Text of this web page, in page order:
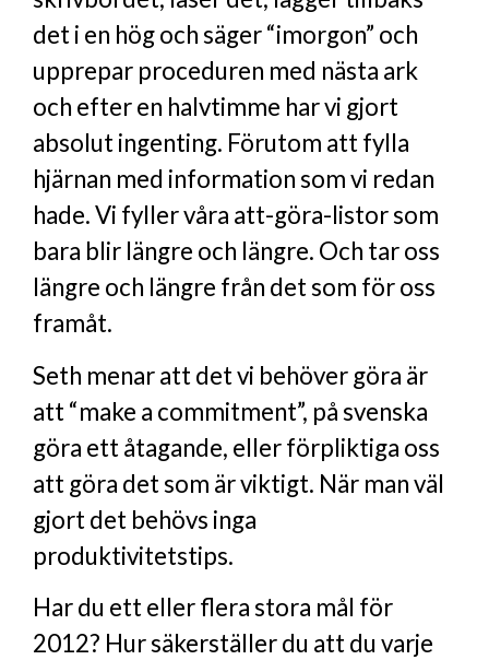
det i en hög och säger “imorgon” och
upprepar proceduren med nästa ark
och efter en halvtimme har vi gjort
absolut ingenting. Förutom att fylla
hjärnan med information som vi redan
hade. Vi fyller våra att-göra-listor som
bara blir längre och längre. Och tar oss
längre och längre från det som för oss
framåt.
Seth menar att det vi behöver göra är
att “make a commitment”, på svenska
göra ett åtagande, eller förpliktiga oss
att göra det som är viktigt. När man väl
gjort det behövs inga
produktivitetstips.
Har du ett eller flera stora mål för
2012? Hur säkerställer du att du varje